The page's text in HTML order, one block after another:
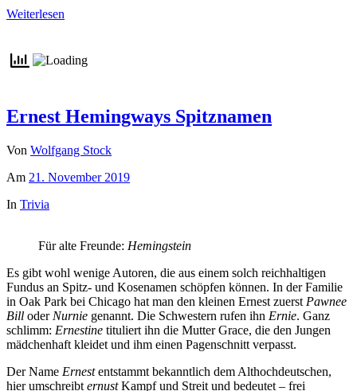
Weiterlesen
Ernest Hemingways Spitznamen
Von Wolfgang Stock
Am 21. November 2019
In Trivia
Für alte Freunde: Hemingstein
Es gibt wohl wenige Autoren, die aus einem solch reichhaltigen
Fundus an Spitz- und Kosenamen schöpfen können. In der Familie
in Oak Park bei Chicago hat man den kleinen Ernest zuerst Pawnee
Bill oder Nurnie genannt. Die Schwestern rufen ihn Ernie. Ganz
schlimm: Ernestine tituliert ihn die Mutter Grace, die den Jungen
mädchenhaft kleidet und ihm einen Pagenschnitt verpasst.
Der Name Ernestentstammt bekanntlich dem Althochdeutschen,
hier umschreibt ernustKampf und Streit und bedeutet – frei